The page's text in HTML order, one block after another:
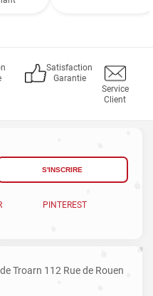
Satisfaction
Garantie
Service
Client
S'INSCRIRE
PINTEREST
Troarn 112 Rue de Rouen